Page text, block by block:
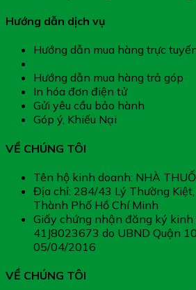
Hướng dẫn dịch vụ
Hướng dẫn mua hàng trực
Hướng dẫn mua hàng trả góp
In hóa đơn điện tử
Gửi yêu cầu bảo hành
Góp ý, Khiếu Nại
VỀ CHÚNG TÔI
Tên hộ kinh doanh: NHÀ
Địa chỉ: 284/43 Lý Thường
Thành Phố Hồ Chí Minh
Giấy chứng nhận đăng ký kinh
41J8023673 do UBND Quận
05/04/2016
VỀ CHÚNG TÔI